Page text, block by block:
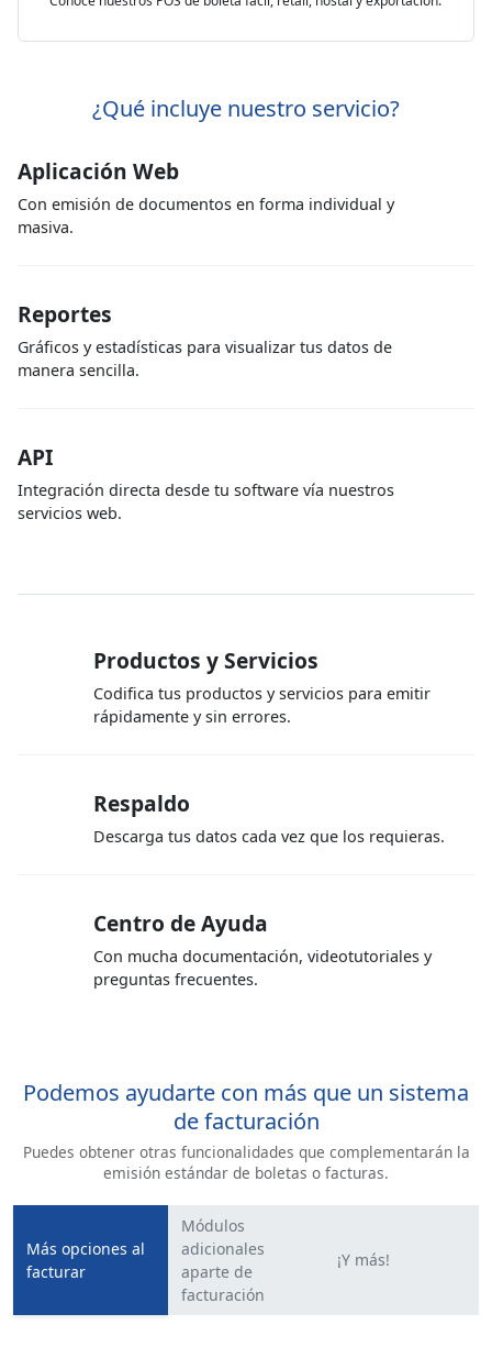
¿Qué incluye nuestro servicio?
Aplicación Web
Con emisión de documentos en forma individual y
masiva.
Reportes
Gráficos y estadísticas para visualizar tus datos de
manera sencilla.
API
Integración directa desde tu software vía nuestros
servicios web.
Productos y Servicios
Codifica tus productos y servicios para emitir
rápidamente y sin errores.
Respaldo
Descarga tus datos cada vez que los requieras.
Centro de Ayuda
Con mucha documentación, videotutoriales y
preguntas frecuentes.
Podemos ayudarte con más que un sistema
de facturación
Puedes obtener otras funcionalidades que complementarán la
emisión estándar de boletas o facturas.
Más opciones al
facturar
Módulos
adicionales
aparte de
facturación
¡Y más!